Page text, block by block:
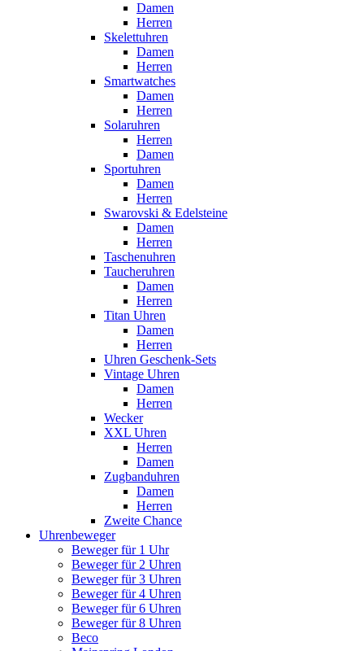
Damen
Herren
Skelettuhren
Damen
Herren
Smartwatches
Damen
Herren
Solaruhren
Herren
Damen
Sportuhren
Damen
Herren
Swarovski & Edelsteine
Damen
Herren
Taschenuhren
Taucheruhren
Damen
Herren
Titan Uhren
Damen
Herren
Uhren Geschenk-Sets
Vintage Uhren
Damen
Herren
Wecker
XXL Uhren
Herren
Damen
Zugbanduhren
Damen
Herren
Zweite Chance
Uhrenbeweger
Beweger für 1 Uhr
Beweger für 2 Uhren
Beweger für 3 Uhren
Beweger für 4 Uhren
Beweger für 6 Uhren
Beweger für 8 Uhren
Beco